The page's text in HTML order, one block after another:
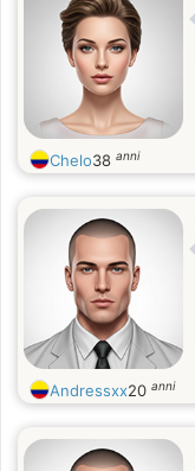
Chelo38 anni
Andressxx20 anni